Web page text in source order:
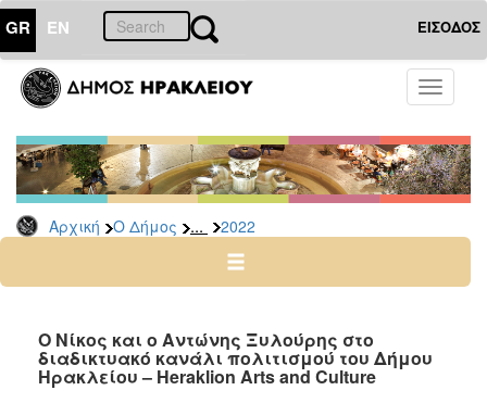
GR EN ΕΙΣΟΔΟΣ
Toggle
Αρχική Ο Δήμος ... 2022
ΔΗΜΟΣ
Δελτία
Τύπου
Αρχείο
2026
2024
2022
2021
Ο Νίκος και ο Αντώνης Ξυλούρης στο
διαδικτυακό κανάλι πολιτισμού του Δήμου
Ηρακλείου – Heraklion Arts and Culture